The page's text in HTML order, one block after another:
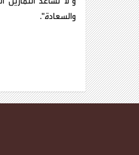
والسعادة".